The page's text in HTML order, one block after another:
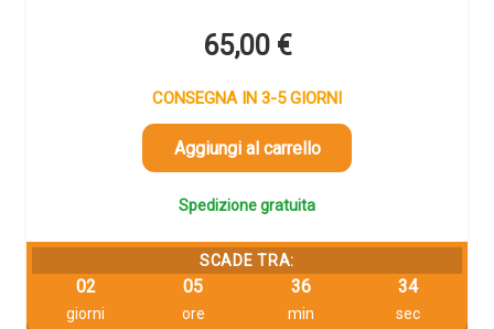
65,00 €
CONSEGNA IN 3-5 GIORNI
Aggiungi al carrello
Spedizione gratuita
SCADE TRA:
02
giorni
05
ore
36
min
34
sec